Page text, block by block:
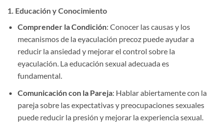
1. Educación y Conocimiento
Comprender la Condición: Conocer las causas y los
mecanismos de la eyaculación precoz puede ayudar a
reducir la ansiedad y mejorar el control sobre la
eyaculación. La educación sexual adecuada es
fundamental.
Comunicación con la Pareja: Hablar abiertamente con la
pareja sobre las expectativas y preocupaciones sexuales
puede reducir la presión y mejorar la experiencia sexual.